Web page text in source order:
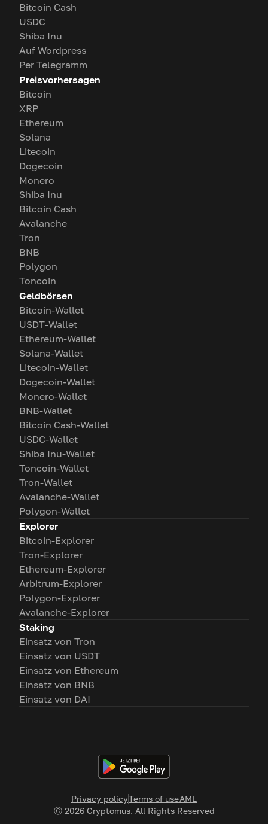
Privacy policyTerms of useAML
Ⓒ 2026Cryptomus. All Rights Reserved
Bitcoin Cash
USDC
Shiba Inu
Auf Wordpress
Per Telegramm
Preisvorhersagen
Bitcoin
XRP
Ethereum
Solana
Litecoin
Dogecoin
Monero
Shiba Inu
Bitcoin Cash
Avalanche
Tron
BNB
Polygon
Toncoin
Geldbörsen
Bitcoin-Wallet
USDT-Wallet
Ethereum-Wallet
Solana-Wallet
Litecoin-Wallet
Dogecoin-Wallet
Monero-Wallet
BNB-Wallet
Bitcoin Cash-Wallet
USDC-Wallet
Shiba Inu-Wallet
Toncoin-Wallet
Tron-Wallet
Avalanche-Wallet
Polygon-Wallet
Explorer
Bitcoin-Explorer
Tron-Explorer
Ethereum-Explorer
Arbitrum-Explorer
Polygon-Explorer
Avalanche-Explorer
Staking
Einsatz von Tron
Einsatz von USDT
Einsatz von Ethereum
Einsatz von BNB
Einsatz von DAI